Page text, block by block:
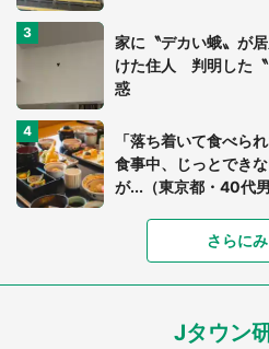
家に〝デカい蛾〟が
けた住人 判明した〝
惑
「落ち着いて食べら
食事中、じっとでき
が...（東京都・40代男
「可愛いのにホラー
「孫にあげると思っ
さらに
Jタウン